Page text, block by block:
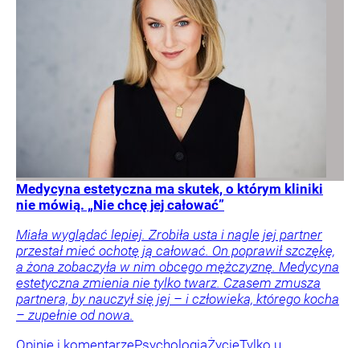
Medycyna estetyczna ma skutek, o którym kliniki
nie mówią. „Nie chcę jej całować”
Miała wyglądać lepiej. Zrobiła usta i nagle jej partner
przestał mieć ochotę ją całować. On poprawił szczękę,
a żona zobaczyła w nim obcego mężczyznę. Medycyna
estetyczna zmienia nie tylko twarz. Czasem zmusza
partnera, by nauczył się jej – i człowieka, którego kocha
– zupełnie od nowa.